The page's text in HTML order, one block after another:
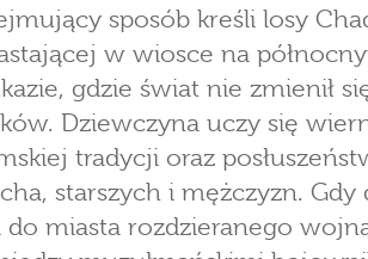
sposób kreśli losy
w wiosce na
gdzie świat nie zmienił
Dziewczyna uczy się
tradycji oraz
starszych i mężczyzn. Gdy
do miasta rozdzieranego